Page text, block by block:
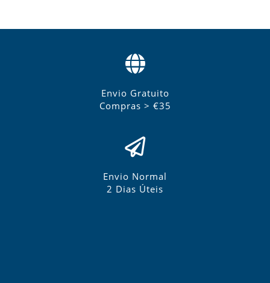
Envio Gratuito
Compras > €35
Envio Normal
2 Dias Úteis